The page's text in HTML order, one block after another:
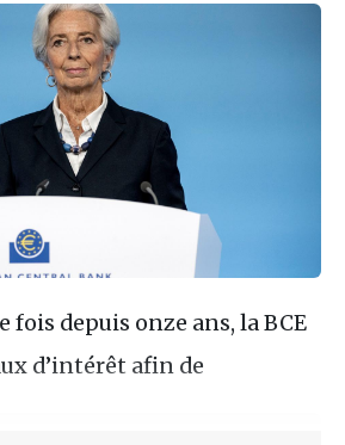
fois depuis onze ans, la BCE
d’intérêt afin de